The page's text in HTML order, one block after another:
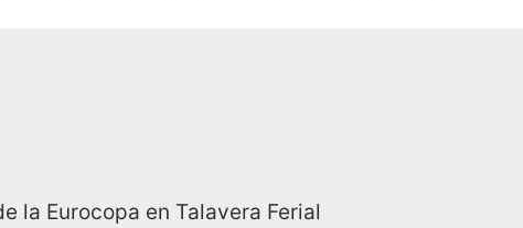
la Eurocopa en Talavera Ferial